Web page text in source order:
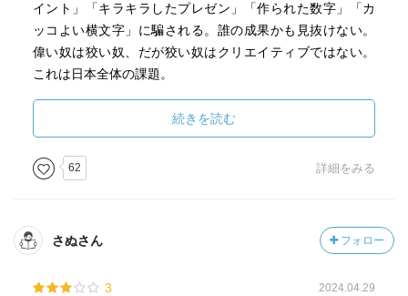
イント」「キラキラしたプレゼン」「作られた数字」「カ
ッコよい横文字」に騙される。誰の成果かも見抜けない。
偉い奴は狡い奴、だが狡い奴はクリエイティブではない。
これは日本全体の課題。
ー 多少難易度が高く、達成度が感じられるような仕事を
増やす職務充実（ショブエンリッチメント）が有効。
なんか気付くと人事の項目ばかり読み込んでしまってい
ーと。
続きを読む
62 詳細をみる
さぬさん フォロー
3 2024.04.29